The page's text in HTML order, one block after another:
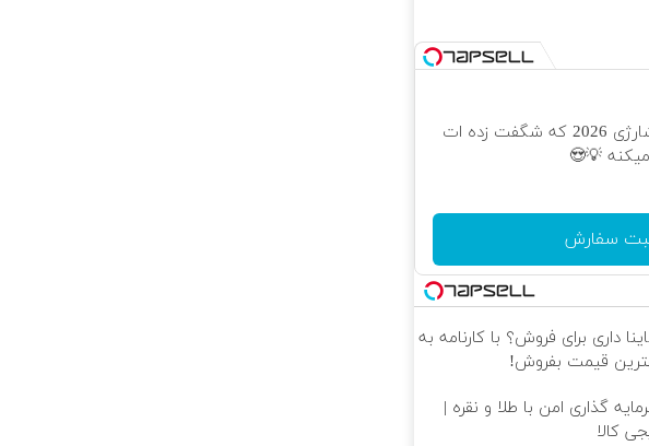
پرکاربردترین چراغ شارژی 2026 که شگفت زده ات
میکنه 💡😍
سفارش
داری برای فروش؟ با کارنامه به
قیمت بفروش!
گذاری امن با طلا و نقره |
کالا